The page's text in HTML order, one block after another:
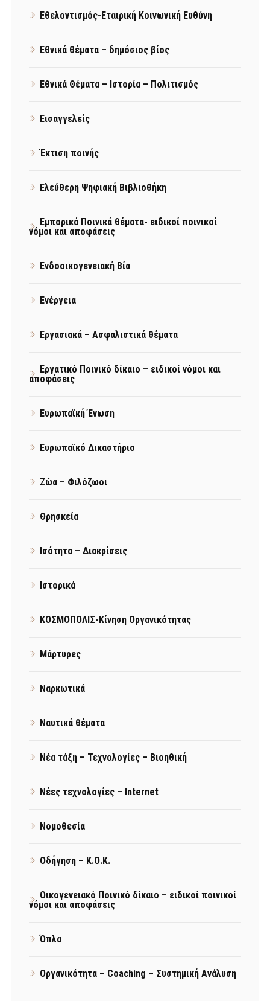
Εθελοντισμός-Εταιρική Κοινωνική Ευθύνη
Εθνικά θέματα – δημόσιος βίος
Εθνικά Θέματα – Ιστορία – Πολιτισμός
Εισαγγελείς
Έκτιση ποινής
Ελεύθερη Ψηφιακή Βιβλιοθήκη
Εμπορικά Ποινικά θέματα- ειδικοί ποινικοί
νόμοι και αποφάσεις
Ενδοοικογενειακή Βία
Ενέργεια
Εργασιακά – Ασφαλιστικά θέματα
Εργατικό Ποινικό δίκαιο – ειδικοί νόμοι και
αποφάσεις
Ευρωπαϊκή Ένωση
Ευρωπαϊκό Δικαστήριο
Ζώα – Φιλόζωοι
Θρησκεία
Ισότητα – Διακρίσεις
Ιστορικά
ΚΟΣΜΟΠΟΛΙΣ-Κίνηση Οργανικότητας
Μάρτυρες
Ναρκωτικά
Ναυτικά θέματα
Νέα τάξη – Τεχνολογίες – Βιοηθική
Νέες τεχνολογίες – Internet
Νομοθεσία
Οδήγηση – Κ.Ο.Κ.
Οικογενειακό Ποινικό δίκαιο – ειδικοί ποινικοί
νόμοι και αποφάσεις
Όπλα
Οργανικότητα – Coaching – Συστημική Ανάλυση